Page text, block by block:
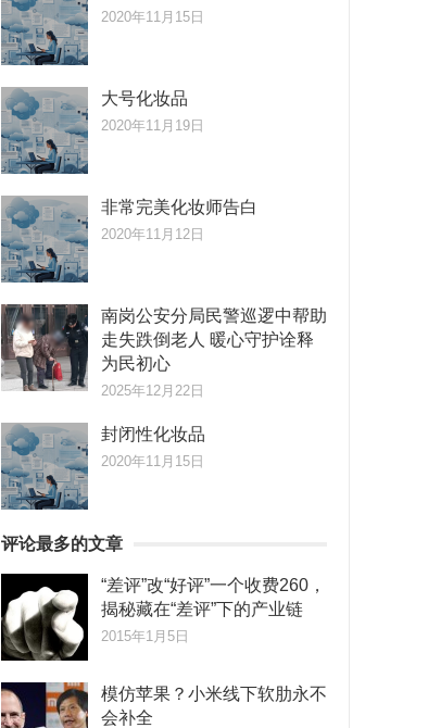
2020年11月15日
大号化妆品
2020年11月19日
非常完美化妆师告白
2020年11月12日
南岗公安分局民警巡逻中帮助
走失跌倒老人 暖心守护诠释
为民初心
2025年12月22日
封闭性化妆品
2020年11月15日
评论最多的文章
“差评”改“好评”一个收费260，
揭秘藏在“差评”下的产业链
2015年1月5日
模仿苹果？小米线下软肋永不
会补全